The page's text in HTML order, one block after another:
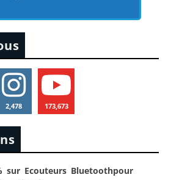
2,478 173,673
sur Ecouteurs Bluetoothpour